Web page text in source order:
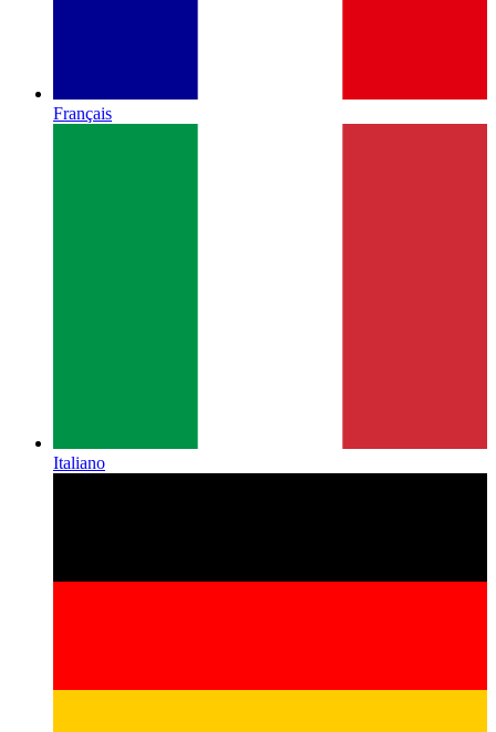
Français
Italiano